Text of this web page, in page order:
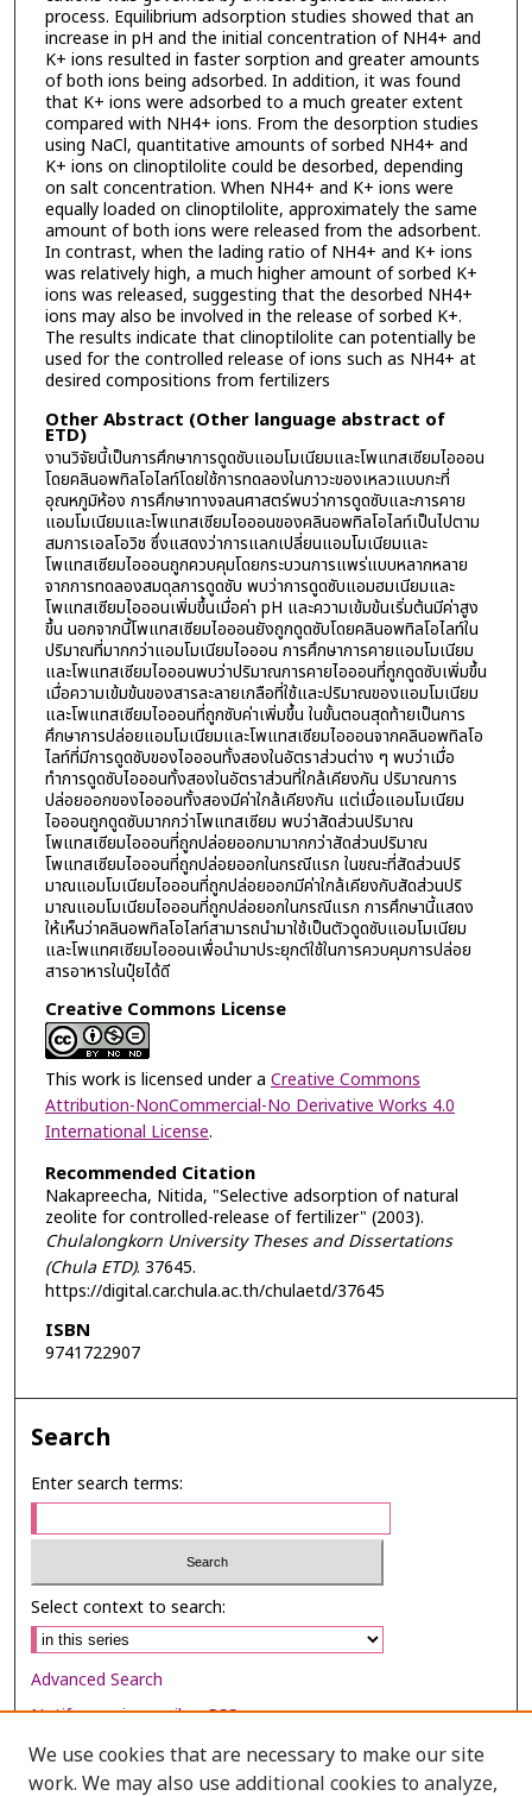
process. Equilibrium adsorption studies showed that an
increase in pH and the initial concentration of NH4+ and
K+ ions resulted in faster sorption and greater amounts
of both ions being adsorbed. In addition, it was found
that K+ ions were adsorbed to a much greater extent
compared with NH4+ ions. From the desorption studies
using NaCl, quantitative amounts of sorbed NH4+ and
K+ ions on clinoptilolite could be desorbed, depending
on salt concentration. When NH4+ and K+ ions were
equally loaded on clinoptilolite, approximately the same
amount of both ions were released from the adsorbent.
In contrast, when the lading ratio of NH4+ and K+ ions
was relatively high, a much higher amount of sorbed K+
ions was released, suggesting that the desorbed NH4+
ions may also be involved in the release of sorbed K+.
The results indicate that clinoptilolite can potentially be
used for the controlled release of ions such as NH4+ at
desired compositions from fertilizers
Other Abstract (Other language abstract of
ETD)
งานวิจัยนี้เป็นการศึกษาการดูดซับแอมโมเนียมและโพแทสเซียมไอออน
โดยคลินอพทิลโอไลท์โดยใช้การทดลองในภาวะของเหลวแบบกะที่
อุณหภูมิห้อง การศึกษาทางจลนศาสตร์พบว่าการดูดซับและการคาย
แอมโมเนียมและโพแทสเซียมไอออนของคลินอพทิลโอไลท์เป็นไปตาม
สมการเอลโอวิช ซึ่งแสดงว่าการแลกเปลี่ยนแอมโมเนียมและ
โพแทสเซียมไอออนถูกควบคุมโดยกระบวนการแพร่แบบหลากหลาย
จากการทดลองสมดุลการดูดซับ พบว่าการดูดซับแอมฮมเนียมและ
โพแทสเซียมไอออนเพิ่มขึ้นเมื่อค่า pH และความเข้มข้นเริ่มต้นมีค่าสูง
ขึ้น นอกจากนี้โพแทสเซียมไอออนยังถูกดูดซับโดยคลินอพทิลโอไลท์ใน
ปริมาณที่มากกว่าแอมโมเนียมไอออน การศึกษาการคายแอมโมเนียม
และโพแทสเซียมไอออนพบว่าปริมาณการคายไอออนที่ถูกดูดซับเพิ่มขึ้น
เมื่อความเข้มข้นของสารละลายเกลือที่ใช้และปริมาณของแอมโมเนียม
และโพแทสเซียมไอออนที่ถูกซับค่าเพิ่มขึ้น ในขั้นตอนสุดท้ายเป็นการ
ศึกษาการปล่อยแอมโมเนียมและโพแทสเซียมไอออนจากคลินอพทิลโอ
ไลท์ที่มีการดูดซับของไอออนทั้งสองในอัตราส่วนต่าง ๆ พบว่าเมื่อ
ทำการดูดซับไอออนทั้งสองในอัตราส่วนที่ใกล้เคียงกัน ปริมาณการ
ปล่อยออกของไอออนทั้งสองมีค่าใกล้เคียงกัน แต่เมื่อแอมโมเนียม
ไอออนถูกดูดซับมากกว่าโพแทสเซียม พบว่าสัดส่วนปริมาณ
โพแทสเซียมไอออนที่ถูกปล่อยออกมามากกว่าสัดส่วนปริมาณ
โพแทสเซียมไอออนที่ถูกปล่อยออกในกรณีแรก ในขณะที่สัดส่วนปริ
มาณแอมโมเนียมไอออนที่ถูกปล่อยออกมีค่าใกล้เคียงกับสัดส่วนปริ
มาณแอมโมเนียมไอออนที่ถูกปล่อยอกในกรณีแรก การศึกษานี้แสดง
ให้เห็นว่าคลินอพทิลโอไลท์สามารถนำมาใช้เป็นตัวดูดซับแอมโมเนียม
และโพแทศเซียมไอออนเพื่อนำมาประยุกต์ใช้ในการควบคุมการปล่อย
สารอาหารในปุ๋ยได้ดี
Creative Commons License
This work is licensed under a Creative Commons
Attribution-NonCommercial-No Derivative Works 4.0
International License.
Recommended Citation
Nakapreecha, Nitida, "Selective adsorption of natural
zeolite for controlled-release of fertilizer" (2003).
Chulalongkorn University Theses and Dissertations
(Chula ETD). 37645.
https://digital.car.chula.ac.th/chulaetd/37645
ISBN
9741722907
Search
Enter search terms:
Select context to search:
Advanced Search
Notify me via email orRSS
Browse
We use cookies that are necessary to make our site
work. We may also use additional cookies to analyze,